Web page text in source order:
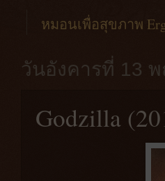
หมอนเพื่อสุขภาพ
วันอังคารที่ 13
Godzilla